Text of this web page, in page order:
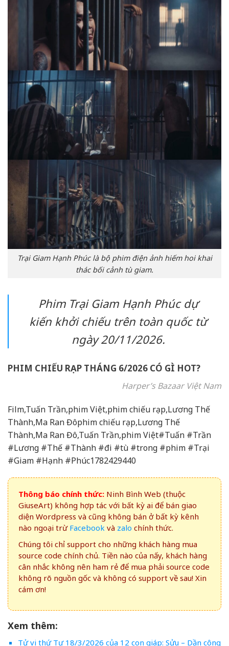
Trại Giam Hạnh Phúc là bộ phim điện ảnh hiếm hoi khai
thác bối cảnh tù giam.
Phim Trại Giam Hạnh Phúcdự
kiến khởi chiếu trên toàn quốc từ
ngày 20/11/2026.
PHIM CHIẾU RẠP THÁNG 6/2026 CÓ GÌ HOT?
Harper’s Bazaar Việt Nam
Film,Tuấn Trần,phim Việt,phim chiếu rạp,Lương Thế
Thành,Ma Ran Đôphim chiếu rạp,Lương Thế
Thành,Ma Ran Đô,Tuấn Trần,phim Việt#Tuấn #Trần
#Lương #Thế #Thành #đi #tù #trong #phim #Trại
#Giam #Hạnh #Phúc1782429440
Thông báo chính thức: Ninh Bình Web (thuộc
GiuseArt) không hợp tác với bất kỳ ai để bán giao
diện Wordpress và cũng không bán ở bất kỳ kênh
nào ngoại trừ Facebook và zalo chính thức.
Chúng tôi chỉ support cho những khách hàng mua
source code chính chủ. Tiền nào của nấy, khách hàng
cân nhắc không nên ham rẻ để mua phải source code
không rõ nguồn gốc và không có support về sau! Xin
cám ơn!
Xem thêm:
Tử vi thứ Tư 18/3/2026 của 12 con giáp: Sửu – Dần công